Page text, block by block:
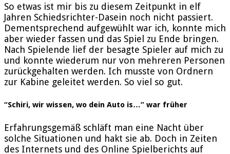
So etwas ist mir bis zu diesem Zeitpunkt in elf
Jahren Schiedsrichter-Dasein noch nicht passiert.
Dementsprechend aufgewühlt war ich, konnte mich
aber wieder fassen und das Spiel zu Ende bringen.
Nach Spielende lief der besagte Spieler auf mich zu
und konnte wiederum nur von mehreren Personen
zurückgehalten werden. Ich musste von Ordnern
zur Kabine geleitet werden. So viel so gut.
“Schiri, wir wissen, wo dein Auto is…” war früher
Erfahrungsgemäß schläft man eine Nacht über
solche Situationen und hakt sie ab. Doch in Zeiten
des Internets und des Online Spielberichts auf